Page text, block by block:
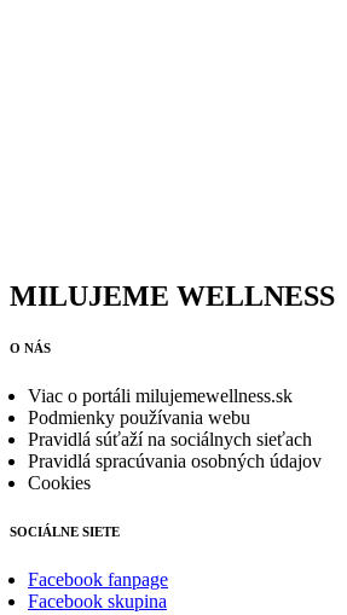
MILUJEME WELLNESS
O NÁS
Viac o portáli milujemewellness.sk
Podmienky používania webu
Pravidlá súťaží na sociálnych sieťach
Pravidlá spracúvania osobných údajov
Cookies
SOCIÁLNE SIETE
Facebook fanpage
Facebook skupina